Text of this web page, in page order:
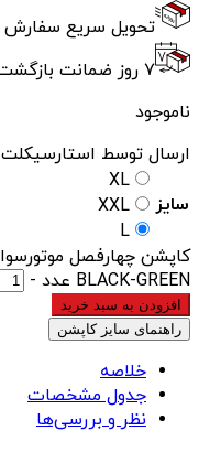
تحویل سریع سفارش
۷ روز ضمانت بازگشت کالا
ناموجود
ارسال توسط استارسیکلت
سایز
XL
XXL
L
BLACK-GREEN عدد
-
افزودن به سبد خرید
راهنمای سایز کاپشن
خلاصه
جدول مشخصات
نظر و بررسی‌ها